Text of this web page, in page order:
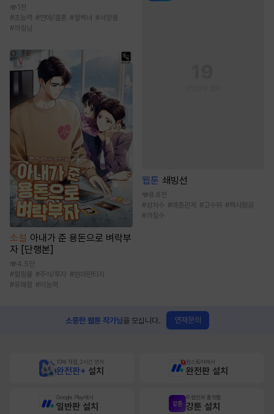
1천
#초능력 #연애/결혼 #철벽녀 #서양풍
#까칠남
소설 아내가 준 용돈으로 벼락부
자 [단행본]
4.5만
# 힐링물 #주식/투자 #현대판타지
#유쾌함 #이능력
웹툰 쇄빙선
8.8천
#상처수 #애증관계 #고수위 #짝사랑공
#까칠수
소중한 웹툰 작가님을 모십니다. 연재문의
10배 적립, 2시간 먼저
완전판+ 설치
원스토어에서
완전판 설치
Google Play에서
일반판 설치
무협만화 플랫폼
강툰 설치